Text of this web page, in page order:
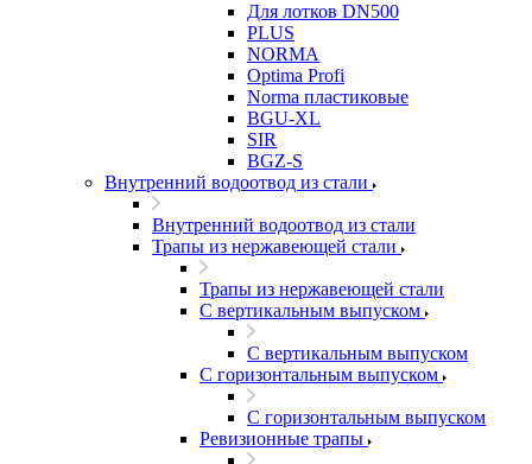
Для лотков DN500
PLUS
NORMA
Optima Profi
Norma пластиковые
BGU-XL
SIR
BGZ-S
Внутренний водоотвод из стали
Внутренний водоотвод из стали
Трапы из нержавеющей стали
Трапы из нержавеющей стали
С вертикальным выпуском
С вертикальным выпуском
С горизонтальным выпуском
С горизонтальным выпуском
Ревизионные трапы